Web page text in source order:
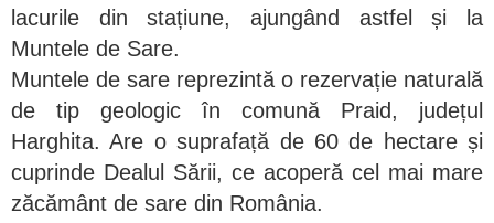
lacurile din stațiune, ajungând astfel și la
Muntele de Sare.
Muntele de sare reprezintă o rezervație naturală
de tip geologic în comună Praid, județul
Harghita. Are o suprafață de 60 de hectare și
cuprinde Dealul Sării, ce acoperă cel mai mare
zăcământ de sare din România.